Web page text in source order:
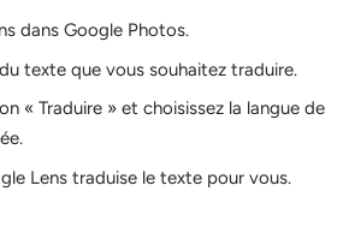
dans Google Photos.
texte que vous souhaitez traduire.
« Traduire » et choisissez la langue de
Lens traduise le texte pour vous.